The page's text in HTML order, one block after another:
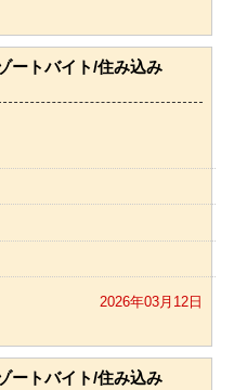
ートバイト/住み込み
2026年03月12日
ートバイト/住み込み